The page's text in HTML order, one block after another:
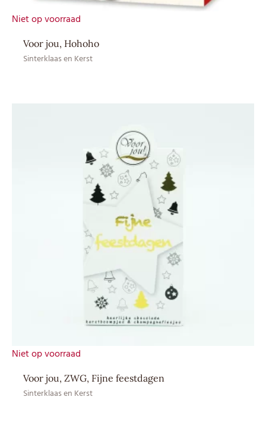
Niet op voorraad
Voor jou, Hohoho
Sinterklaas en Kerst
Niet op voorraad
Voor jou, ZWG, Fijne feestdagen
Sinterklaas en Kerst